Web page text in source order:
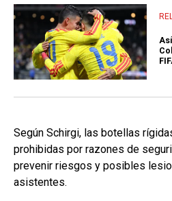
Según Schirgi, las botellas
prohibidas por razones de
prevenir riesgos y posibles
asistentes.